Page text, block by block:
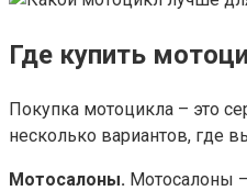
Где купить
Покупка мотоцикла – это
несколько вариантов, где
Мотосалоны.​ Мотосалоны